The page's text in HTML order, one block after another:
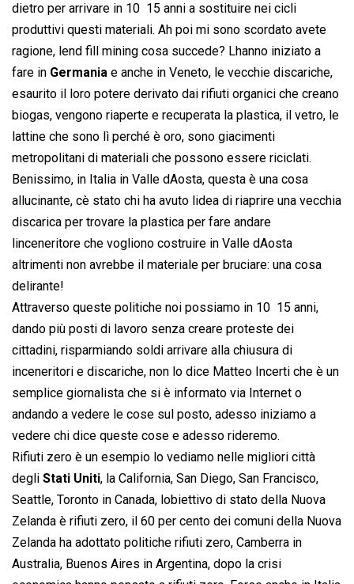
dietro per arrivare in 10  15 anni a sostituire nei cicli
produttivi questi materiali. Ah poi mi sono scordato avete
ragione, lend fill mining cosa succede? Lhanno iniziato a
fare in Germania e anche in Veneto, le vecchie discariche,
esaurito il loro potere derivato dai rifiuti organici che creano
biogas, vengono riaperte e recuperata la plastica, il vetro, le
lattine che sono lì perché è oro, sono giacimenti
metropolitani di materiali che possono essere riciclati.
Benissimo, in Italia in Valle dAosta, questa è una cosa
allucinante, cè stato chi ha avuto lidea di riaprire una vecchia
discarica per trovare la plastica per fare andare
linceneritore che vogliono costruire in Valle dAosta
altrimenti non avrebbe il materiale per bruciare: una cosa
delirante!
Attraverso queste politiche noi possiamo in 10  15 anni,
dando più posti di lavoro senza creare proteste dei
cittadini, risparmiando soldi arrivare alla chiusura di
inceneritori e discariche, non lo dice Matteo Incerti che è un
semplice giornalista che si è informato via Internet o
andando a vedere le cose sul posto, adesso iniziamo a
vedere chi dice queste cose e adesso rideremo.
Rifiuti zero è un esempio lo vediamo nelle migliori città
degli Stati Uniti, la California, San Diego, San Francisco,
Seattle, Toronto in Canada, lobiettivo di stato della Nuova
Zelanda è rifiuti zero, il 60 per cento dei comuni della Nuova
Zelanda ha adottato politiche rifiuti zero, Camberra in
Australia, Buenos Aires in Argentina, dopo la crisi